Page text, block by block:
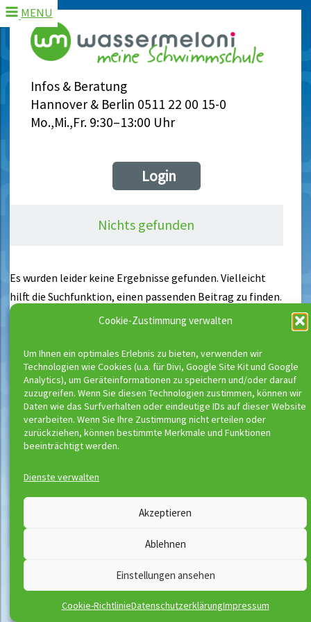
Cookie-Zustimmung verwalten
Um Ihnen ein optimales Erlebnis zu bieten, verwenden wir
Technologien wie Cookies (u.a. für Divi, Google Site Kit und Google
Analytics), um Geräteinformationen zu speichern und/oder darauf
zuzugreifen. Wenn Sie diesen Technologien zustimmen, können wir
Daten wie das Surfverhalten oder eindeutige IDs auf dieser Website
verarbeiten. Wenn Sie Ihre Zustimmung nicht erteilen oder
zurückziehen, können bestimmte Merkmale und Funktionen
beeinträchtigt werden.
Dienste verwalten
Akzeptieren
Ablehnen
Einstellungen ansehen
Cookie-RichtlinieDatenschutzerklärungImpressum
Infos & Beratung
Hannover & Berlin 0511 22 00 15-0
Mo.,Mi.,Fr. 9:30–13:00 Uhr
MENU
Login
Nichts gefunden
Es wurden leider keine Ergebnisse gefunden. Vielleicht
hilft die Suchfunktion, einen passenden Beitrag zu finden.
nach:
Neueste Beiträge
Buchungsstart der neuen Kurse
Richtig schwimmen kann man erst ab Bronze
Wassermeloni © 2026
Kontakt
Satzung
Datenschutzerklärung